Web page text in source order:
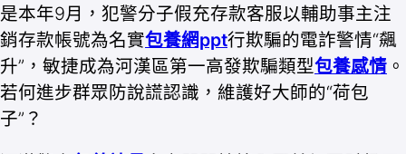
是本年9月，犯警分子假充存款客服以輔助事主注
銷存款帳號為名實包養網ppt行欺騙的電詐警情“飆
升”，敏捷成為河漢區第一高發欺騙類型包養感情 。
若何進步群眾防說謊認識，維護好大師的“荷包
子”？